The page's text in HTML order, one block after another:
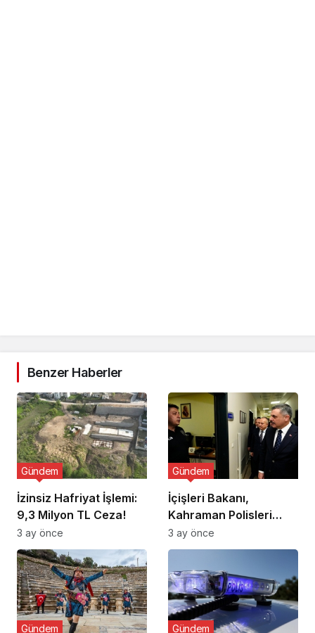
Benzer Haberler
İzinsiz Hafriyat İşlemi:
9,3 Milyon TL Ceza!
Gündem
3 ay önce
İçişleri Bakanı,
Kahraman Polisleri
Ziyaret Etti
Gündem
3 ay önce
Gündem Gündem